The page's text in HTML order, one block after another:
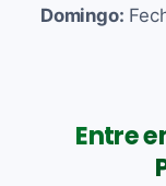
Domingo:
Entre